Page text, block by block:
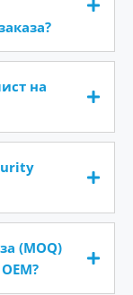
на
(MOQ)